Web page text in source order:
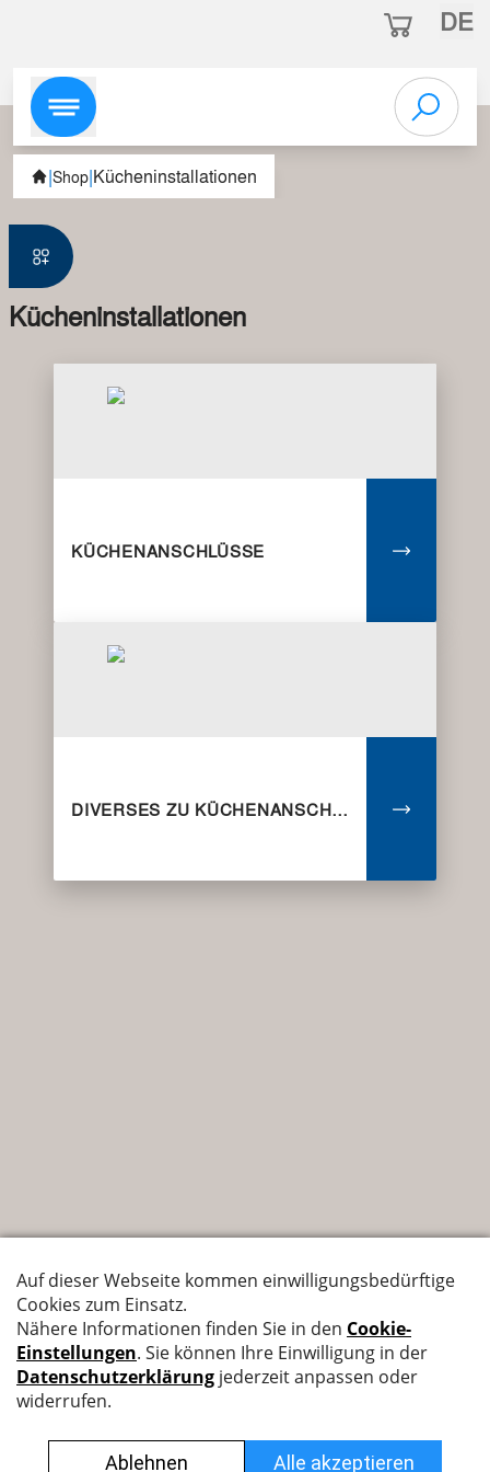
DE
|Shop|Kücheninstallationen
Kücheninstallationen
KÜCHENANSCHLÜSSE
DIVERSES ZU KÜCHENANSCHLÜSSEN
Nyffenegger Armaturen AG